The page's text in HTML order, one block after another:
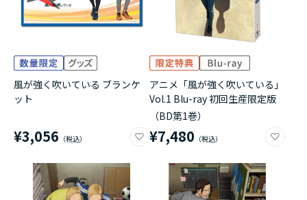
『無職転生Ⅲ ～異世界行ったら本気だす～』
『ふつつかな悪女ではございますが ～雛宮蝶鼠と
りかえ伝～』
風が強く吹いている ブランケ
ット
¥3,056
アニメ「風が強く吹いている」
Vol.1 Blu-ray 初回生産限定版
（BD第1巻）
¥7,480